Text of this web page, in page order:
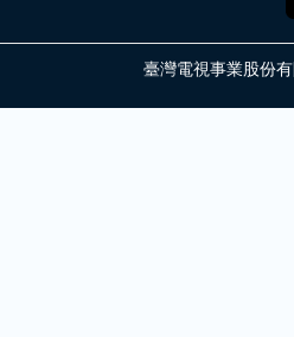
臺灣電視事業股份